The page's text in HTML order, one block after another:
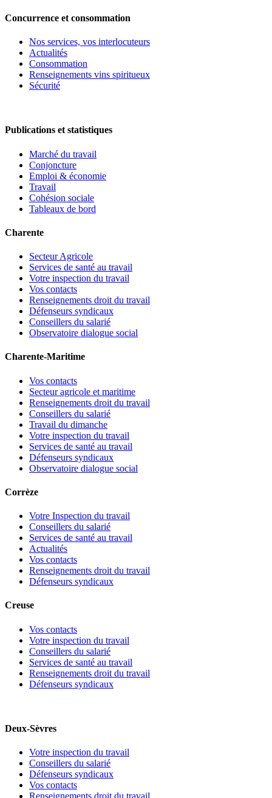
Concurrence et consommation
Nos services, vos interlocuteurs
Actualités
Consommation
Renseignements vins spiritueux
Sécurité
Publications et statistiques
Marché du travail
Conjoncture
Emploi & économie
Travail
Cohésion sociale
Tableaux de bord
Charente
Secteur Agricole
Services de santé au travail
Votre inspection du travail
Vos contacts
Renseignements droit du travail
Défenseurs syndicaux
Conseillers du salarié
Observatoire dialogue social
Charente-Maritime
Vos contacts
Secteur agricole et maritime
Renseignements droit du travail
Conseillers du salarié
Travail du dimanche
Votre inspection du travail
Services de santé au travail
Défenseurs syndicaux
Observatoire dialogue social
Corrèze
Votre Inspection du travail
Conseillers du salarié
Services de santé au travail
Actualités
Vos contacts
Renseignements droit du travail
Défenseurs syndicaux
Creuse
Vos contacts
Votre inspection du travail
Conseillers du salarié
Services de santé au travail
Renseignements droit du travail
Défenseurs syndicaux
Deux-Sèvres
Votre inspection du travail
Conseillers du salarié
Défenseurs syndicaux
Vos contacts